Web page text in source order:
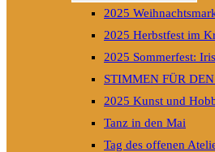
2025
2025 Herbstfest im
2025 Sommerfest:
STIMMEN FÜR
2025 Kunst und
Tanz in den Mai
Tag des offenen